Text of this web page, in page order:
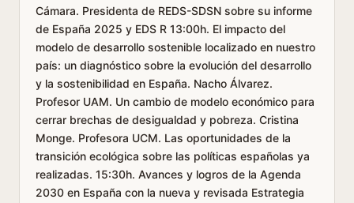
Cámara. Presidenta de REDS-SDSN sobre su informe
de España 2025 y EDS R 13:00h. El impacto del
modelo de desarrollo sostenible localizado en nuestro
país: un diagnóstico sobre la evolución del desarrollo
y la sostenibilidad en España. Nacho Álvarez.
Profesor UAM. Un cambio de modelo económico para
cerrar brechas de desigualdad y pobreza. Cristina
Monge. Profesora UCM. Las oportunidades de la
transición ecológica sobre las políticas españolas ya
realizadas. 15:30h. Avances y logros de la Agenda
2030 en España con la nueva y revisada Estrategia